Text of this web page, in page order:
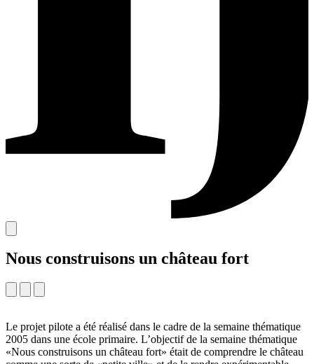
Nous construisons un château fort
Le projet pilote a été réalisé dans le cadre de la semaine thématique
2005 dans une école primaire. L’objectif de la semaine thématique
«Nous construisons un château fort» était de comprendre le château